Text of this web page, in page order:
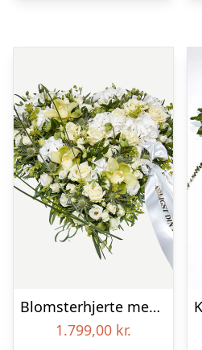
Blomsterhjerte med bånd i klassisk stil – creme
1.799,00 kr.